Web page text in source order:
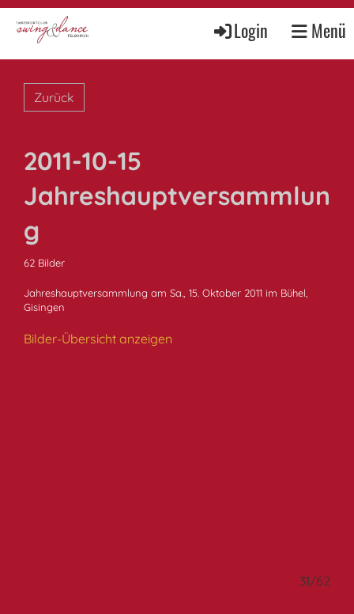
Login Menü
Zurück
2011-10-15
Jahreshauptversammlun
g
62 Bilder
Jahreshauptversammlung am Sa., 15. Oktober 2011 im Bühel,
Gisingen
Bilder-Übersicht anzeigen
31/62